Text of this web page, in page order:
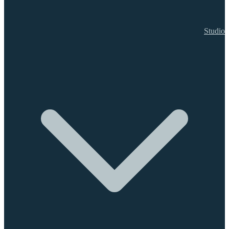
Studio